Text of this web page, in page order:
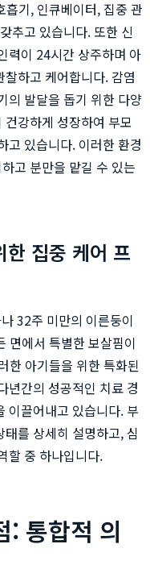
흡기, 인큐베이터, 집중 관
추고 있습니다. 또한 신
력이 24시간 상주하며 아
하고 케어합니다. 감염
의 발달을 돕기 위한 다양
강하게 성장하여 부모
고 있습니다. 이러한 환경
고 분만을 맡길 수 있는
한 집중 케어 프
32주 미만의 이른둥이
면에서 특별한 보살핌이
한 아기들을 위한 특화된
년간의 성공적인 치료 경
이끌어내고 있습니다. 부
를 상세히 설명하고, 심
할 중 하나입니다.
: 통합적 의